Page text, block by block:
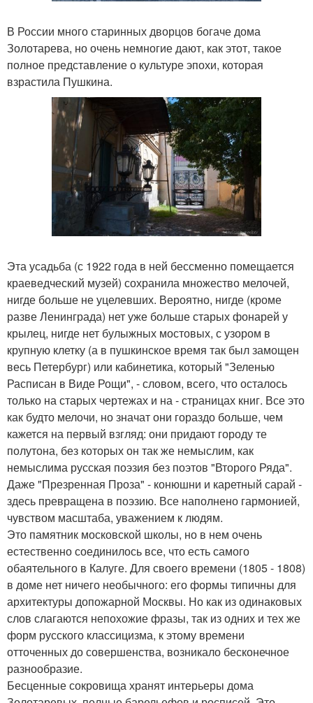
В России много старинных дворцов богаче дома
Золотарева, но очень немногие дают, как этот, такое
полное представление о культуре эпохи, которая
взрастила Пушкина.
Эта усадьба (с 1922 года в ней бессменно помещается
краеведческий музей) сохранила множество мелочей,
нигде больше не уцелевших. Вероятно, нигде (кроме
разве Ленинграда) нет уже больше старых фонарей у
крылец, нигде нет булыжных мостовых, с узором в
крупную клетку (а в пушкинское время так был замощен
весь Петербург) или кабинетика, который "Зеленью
Расписан в Виде Рощи", - словом, всего, что осталось
только на старых чертежах и на - страницах книг. Все это
как будто мелочи, но значат они гораздо больше, чем
кажется на первый взгляд: они придают городу те
полутона, без которых он так же немыслим, как
немыслима русская поэзия без поэтов "Второго Ряда".
Даже "Презренная Проза" - конюшни и каретный сарай -
здесь превращена в поэзию. Все наполнено гармонией,
чувством масштаба, уважением к людям.
Это памятник московской школы, но в нем очень
естественно соединилось все, что есть самого
обаятельного в Калуге. Для своего времени (1805 - 1808)
в доме нет ничего необычного: его формы типичны для
архитектуры допожарной Москвы. Но как из одинаковых
слов слагаются непохожие фразы, так из одних и тех же
форм русского классицизма, к этому времени
отточенных до совершенства, возникало бесконечное
разнообразие.
Бесценные сокровища хранят интерьеры дома